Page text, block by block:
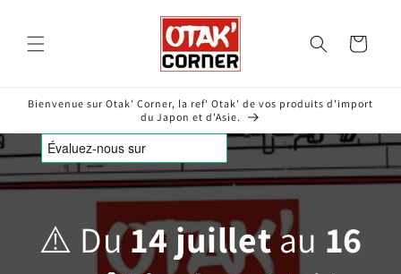
au
contenu
Panier
Bienvenue sur Otak' Corner, la ref' Otak' de vos produits d'import
du Japon et d'Asie.
⚠️ Du14 juilletau 16